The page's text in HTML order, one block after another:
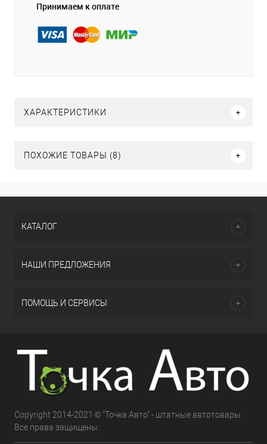
Принимаем к оплате
ХАРАКТЕРИСТИКИ
ПОХОЖИЕ ТОВАРЫ (8)
КАТАЛОГ
НАШИ ПРЕДЛОЖЕНИЯ
ПОМОЩЬ И СЕРВИСЫ
Copyright 2014-2021 © "Точка Авто" - штатные автотовары.
Все права защищены.